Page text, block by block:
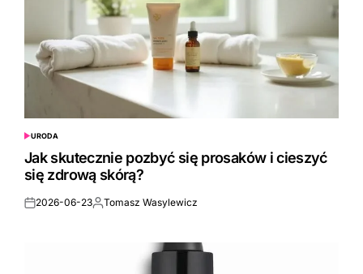
POSTED
IN
URODA
Jak skutecznie pozbyć się prosaków i cieszyć
się zdrową skórą?
Posted
2026-06-23Posted
Tomasz Wasylewicz